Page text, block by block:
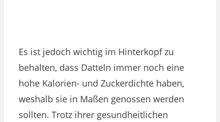
Es ist jedoch wichtig im Hinterkopf zu
behalten, dass Datteln immer noch eine
hohe Kalorien- und Zuckerdichte haben,
weshalb sie in Maßen genossen werden
sollten. Trotz ihrer gesundheitlichen